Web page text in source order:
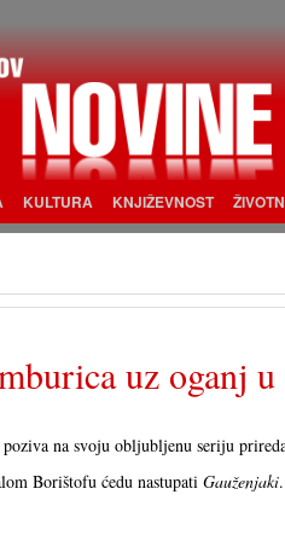
KULTURA KNJIŽEVNOST
uz oganj
na svoju obljubljenu seriju
Borištofu ćedu nastupati Gauženjaki.